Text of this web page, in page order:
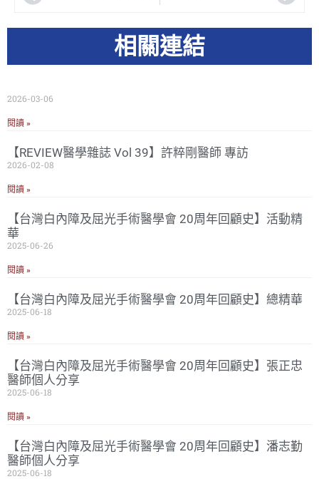
相關連結
2026-03-06
閱讀 »
【REVIEW醫學雜誌 Vol 39】許粹剛醫師 專訪
2026-02-08
閱讀 »
【台灣白內障及屈光手術醫學會 20周年回顧史】活動精
華
2025-06-26
閱讀 »
【台灣白內障及屈光手術醫學會 20周年回顧史】總精華
2025-06-18
閱讀 »
【台灣白內障及屈光手術醫學會 20周年回顧史】張正忠
醫師個人分享
2025-06-18
閱讀 »
【台灣白內障及屈光手術醫學會 20周年回顧史】潘志勤
醫師個人分享
2025-06-18